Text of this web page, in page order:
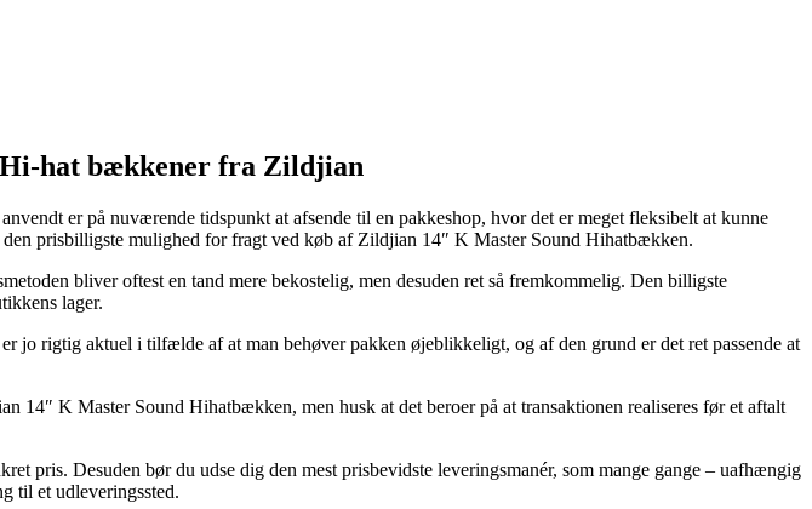
hat bækkener fra Zildjian
er på nuværende tidspunkt at afsende til en pakkeshop, hvor det er meget fleksibelt at kunne
prisbilligste mulighed for fragt ved køb af Zildjian 14″ K Master Sound Hihatbækken.
bliver oftest en tand mere bekostelig, men desuden ret så fremkommelig. Den billigste
lager.
rigtig aktuel i tilfælde af at man behøver pakken øjeblikkeligt, og af den grund er det ret passende at
14″ K Master Sound Hihatbækken, men husk at det beroer på at transaktionen realiseres før et aftalt
pris. Desuden bør du udse dig den mest prisbevidste leveringsmanér, som mange gange – uafhængig
til et udleveringssted.